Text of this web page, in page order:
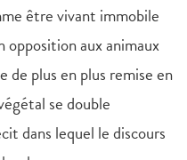
être vivant immobile
opposition aux animaux
de plus en plus remise en
se double
dans lequel le discours